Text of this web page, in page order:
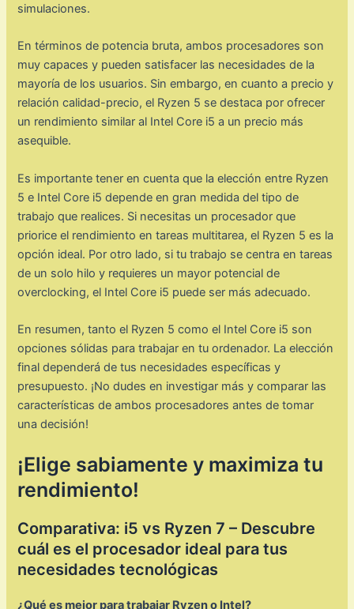
simulaciones.
En términos de potencia bruta, ambos procesadores son
muy capaces y pueden satisfacer las necesidades de la
mayoría de los usuarios. Sin embargo, en cuanto a precio y
relación calidad-precio, el Ryzen 5 se destaca por ofrecer
un rendimiento similar al Intel Core i5 a un precio más
asequible.
Es importante tener en cuenta que la elección entre Ryzen
5 e Intel Core i5 depende en gran medida del tipo de
trabajo que realices. Si necesitas un procesador que
priorice el rendimiento en tareas multitarea, el Ryzen 5 es la
opción ideal. Por otro lado, si tu trabajo se centra en tareas
de un solo hilo y requieres un mayor potencial de
overclocking, el Intel Core i5 puede ser más adecuado.
En resumen, tanto el Ryzen 5 como el Intel Core i5 son
opciones sólidas para trabajar en tu ordenador. La elección
final dependerá de tus necesidades específicas y
presupuesto. ¡No dudes en investigar más y comparar las
características de ambos procesadores antes de tomar
una decisión!
¡Elige sabiamente y maximiza tu
rendimiento!
Comparativa: i5 vs Ryzen 7 – Descubre
cuál es el procesador ideal para tus
necesidades tecnológicas
¿Qué es mejor para trabajar Ryzen o Intel?